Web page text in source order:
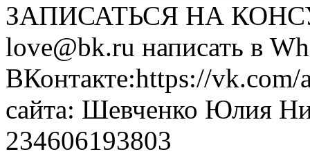
ЗАПИСАТЬСЯ НА
love@bk.ru написать в
ВКонтакте:https://
сайта: Шевченко Юлия
234606193803